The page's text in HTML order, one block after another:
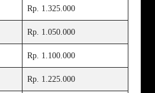
Rp. 1.325.000
Rp. 1.050.000
Rp. 1.100.000
Rp. 1.225.000